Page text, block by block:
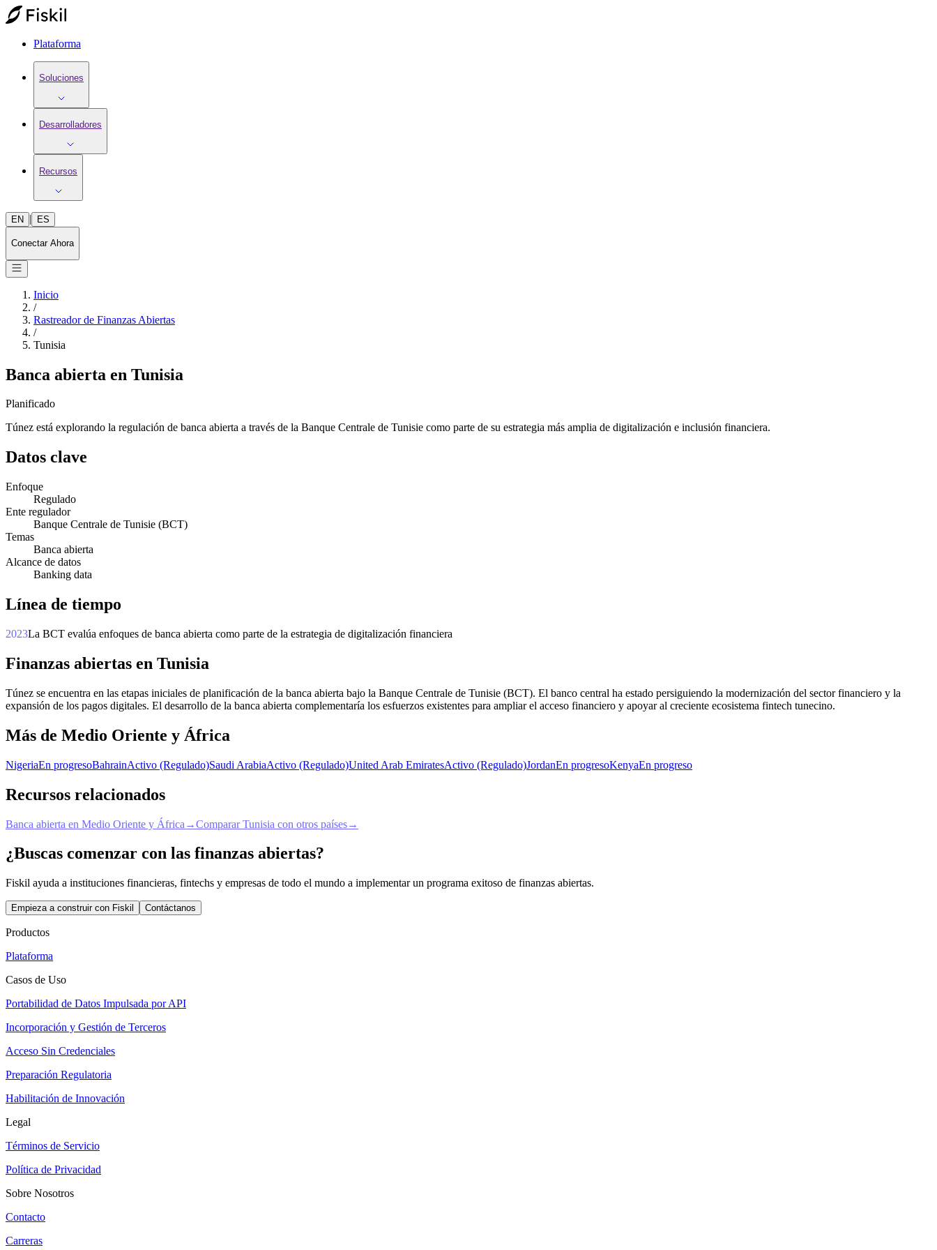
Plataforma
Soluciones
Desarrolladores
Recursos
EN | ES
Conectar Ahora
Inicio
/
Rastreador de Finanzas Abiertas
/
Tunisia
Banca abierta en Tunisia
Planificado
Túnez está explorando la regulación de banca abierta a través de la Banque Centrale de Tunisie como parte de su estrategia más amplia de digitalización e inclusión financiera.
Datos clave
Enfoque
Regulado
Ente regulador
Banque Centrale de Tunisie (BCT)
Temas
Banca abierta
Alcance de datos
Banking data
Línea de tiempo
2023La BCT evalúa enfoques de banca abierta como parte de la estrategia de digitalización financiera
Finanzas abiertas en Tunisia
Túnez se encuentra en las etapas iniciales de planificación de la banca abierta bajo la Banque Centrale de Tunisie (BCT). El banco central ha estado persiguiendo la modernización del sector financiero y la
expansión de los pagos digitales. El desarrollo de la banca abierta complementaría los esfuerzos existentes para ampliar el acceso financiero y apoyar al creciente ecosistema fintech tunecino.
Más de Medio Oriente y África
NigeriaEn progresoBahrainActivo (Regulado)Saudi ArabiaActivo (Regulado)United Arab EmiratesActivo (Regulado)JordanEn progresoKenyaEn progreso
Recursos relacionados
Banca abierta en Medio Oriente y África →Comparar Tunisia con otros países→
¿Buscas comenzar con las finanzas abiertas?
Fiskil ayuda a instituciones financieras, fintechs y empresas de todo el mundo a implementar un programa exitoso de finanzas abiertas.
Empieza a construir con Fiskil Contáctanos
Productos
Plataforma
Casos de Uso
Portabilidad de Datos Impulsada por API
Incorporación y Gestión de Terceros
Acceso Sin Credenciales
Preparación Regulatoria
Habilitación de Innovación
Legal
Términos de Servicio
Política de Privacidad
Sobre Nosotros
Contacto
Carreras